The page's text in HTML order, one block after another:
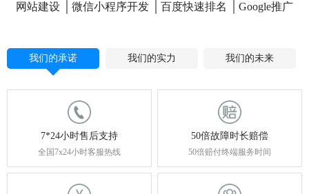
网站建设 微信小程序开发 百度快速排名 Google推广
我们的承诺 我们的实力 我们的未来
7*24小时售后支持
全国7x24小时客服热线
50倍故障时长赔偿
50倍赔付终端服务时间